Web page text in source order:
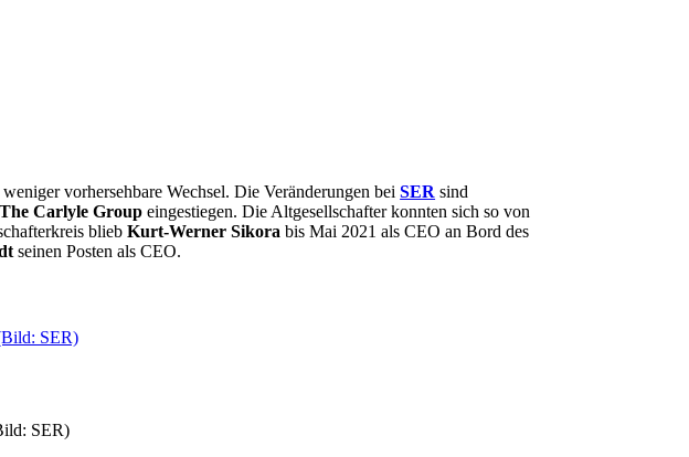
vorhersehbare Wechsel. Die Veränderungen beiSER sind
The Carlyle Group eingestiegen. Die Altgesellschafter konnten sich so von
bliebKurt-Werner Sikora bis Mai 2021 als CEO an Bord des
seinen Posten als CEO.
SER)